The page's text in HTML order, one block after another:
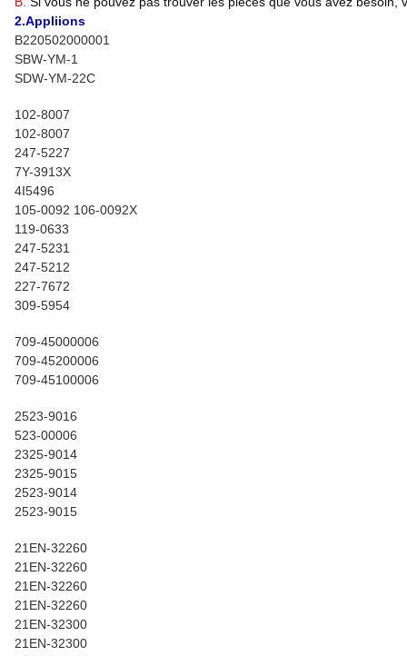
2.Appliions
B220502000001
SBW-YM-1
SDW-YM-22C
102-8007
102-8007
247-5227
7Y-3913X
4I5496
105-0092 106-0092X
119-0633
247-5231
247-5212
227-7672
309-5954
709-45000006
709-45200006
709-45100006
2523-9016
523-00006
2325-9014
2325-9015
2523-9014
2523-9015
21EN-32260
21EN-32260
21EN-32260
21EN-32260
21EN-32300
21EN-32300